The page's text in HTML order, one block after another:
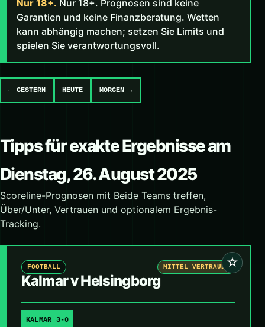
Nur 18+. Nur 18+. Prognosen sind keine
Garantien und keine Finanzberatung. Wetten
kann abhängig machen; setzen Sie Limits und
spielen Sie verantwortungsvoll.
← GESTERN HEUTE MORGEN →
Tipps für exakte Ergebnisse am
Dienstag, 26. August 2025
Scoreline-Prognosen mit Beide Teams treffen,
Über/Unter, Vertrauen und optionalem Ergebnis-
Tracking.
☆
FOOTBALL MITTEL VERTRAUEN
Kalmar v Helsingborg
KALMAR 3-0